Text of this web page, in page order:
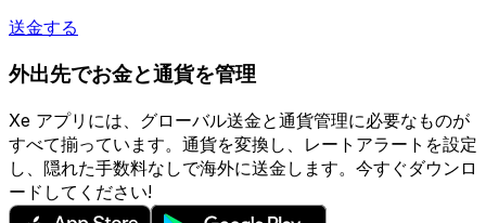
送金する
外出先でお金と通貨を管理
Xe アプリには、グローバル送金と通貨管理に必要なものが
すべて揃っています。通貨を変換し、レートアラートを設定
し、隠れた手数料なしで海外に送金します。今すぐダウンロ
ードしてください!